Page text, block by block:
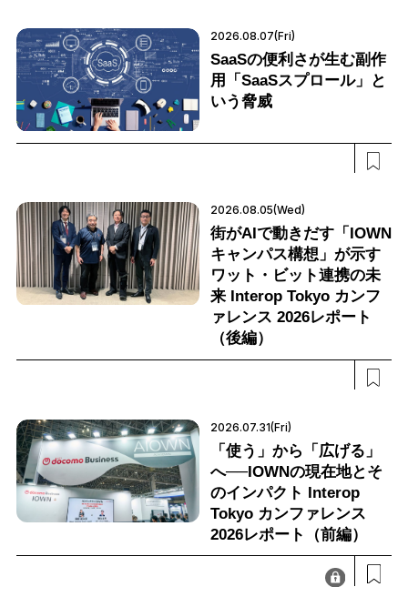
2026.08.07(Fri)
SaaSの便利さが生む副作
用「SaaSスプロール」と
いう脅威
2026.08.05(Wed)
街がAIで動きだす「IOWN
キャンパス構想」が示す
ワット・ビット連携の未
来 Interop Tokyo カンフ
ァレンス 2026レポート
（後編）
2026.07.31(Fri)
「使う」から「広げる」
へ──IOWNの現在地とそ
のインパクト Interop
Tokyo カンファレンス
2026レポート（前編）